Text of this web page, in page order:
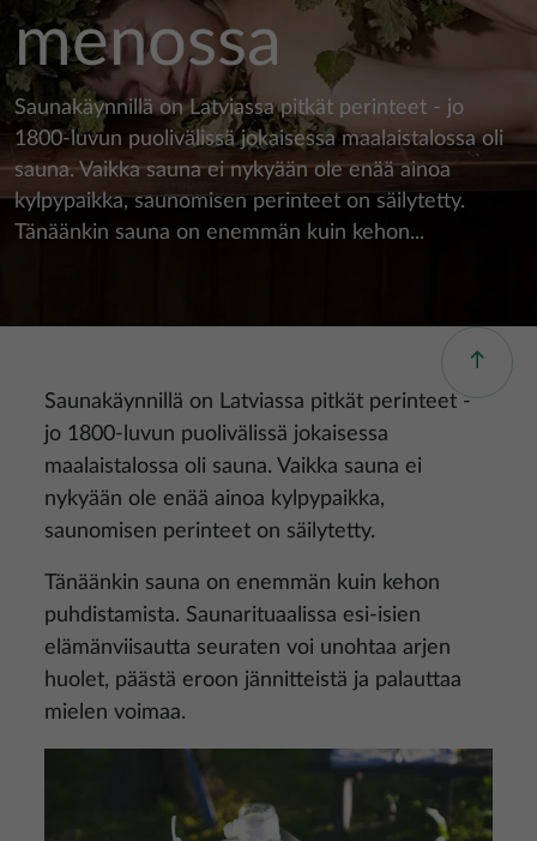
menossa
Saunakäynnillä on Latviassa pitkät perinteet - jo
1800-luvun puolivälissä jokaisessa maalaistalossa oli
sauna. Vaikka sauna ei nykyään ole enää ainoa
kylpypaikka, saunomisen perinteet on säilytetty.
Tänäänkin sauna on enemmän kuin kehon...
Saunakäynnillä on Latviassa pitkät perinteet -
jo 1800-luvun puolivälissä jokaisessa
maalaistalossa oli sauna. Vaikka sauna ei
nykyään ole enää ainoa kylpypaikka,
saunomisen perinteet on säilytetty.
Tänäänkin sauna on enemmän kuin kehon
puhdistamista. Saunarituaalissa esi-isien
elämänviisautta seuraten voi unohtaa arjen
huolet, päästä eroon jännitteistä ja palauttaa
mielen voimaa.